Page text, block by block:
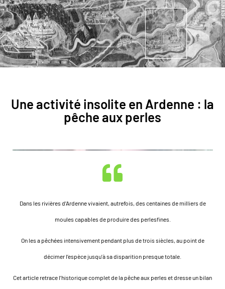
Une activité insolite en Ardenne : la
pêche aux perles
Dans les rivières d’Ardenne vivaient, autrefois, des centaines de milliers de
moules capables de produire des perlesfines.
On les a pêchées intensivement pendant plus de trois siècles, au point de
décimer l’espèce jusqu’à sa disparition presque totale.
Cet article retrace l’historique complet de la pêche aux perles et dresse un bilan